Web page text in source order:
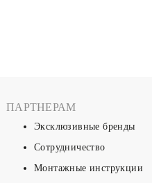
ПАРТНЕРАМ
Эксклюзивные бренды
Сотрудничество
Монтажные инструкции